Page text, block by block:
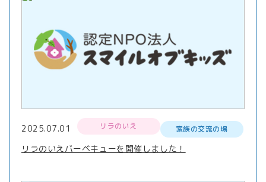
2025.07.01 リラのいえ 家族の交流の場
リラのいえバーベキューを開催しました！